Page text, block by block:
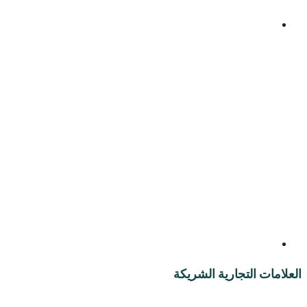
العلامات التجارية الشريكة